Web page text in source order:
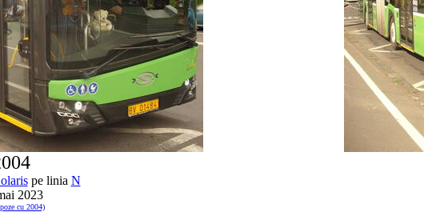
pe linia N
2023
cu 2004)